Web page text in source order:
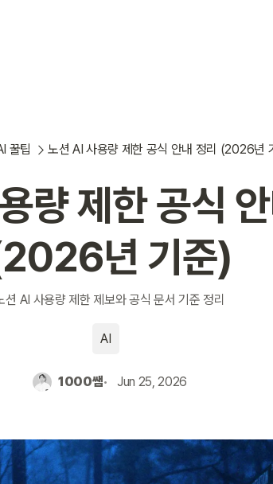
꿀팁 노션 AI 사용량 제한 공식 안내 정리 (2026년
량 제한 공식 안
년 기준)
션 AI 사용량 제한 제보와 공식 문서 기준 정리
AI
1000쌤 Jun 25, 2026